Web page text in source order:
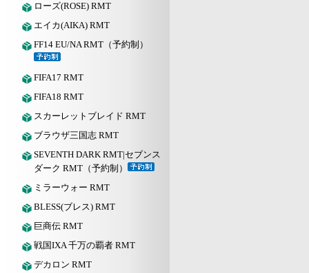
ローズ(ROSE) RMT
エイカ(AIKA) RMT
FF14 EU/NA RMT（予約制）
FIFA17 RMT
FIFA18 RMT
スカーレットブレイド RMT
ブラウザ三国志 RMT
SEVENTH DARK RMT|セブンス
ダーク RMT（予約制）
ミラーウォー RMT
BLESS(ブレス) RMT
巨商伝 RMT
戦国IXA 千万の覇者 RMT
デカロン RMT